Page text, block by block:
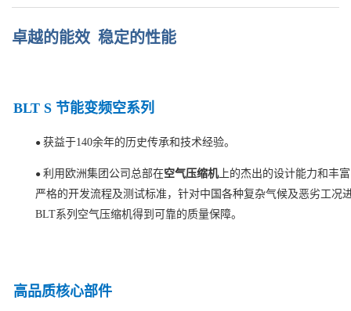
卓越的能效 稳定的性能
BLT S 节能变频空系列
● 获益于140余年的历史传承和技术经验。
● 利用欧洲集团公司总部在空气压缩机上的杰出的设计能力和丰
严格的开发流程及测试标准，针对中国各种复杂气候及恶劣工况
BLT系列空气压缩机得到可靠的质量保障。
高品质核心部件